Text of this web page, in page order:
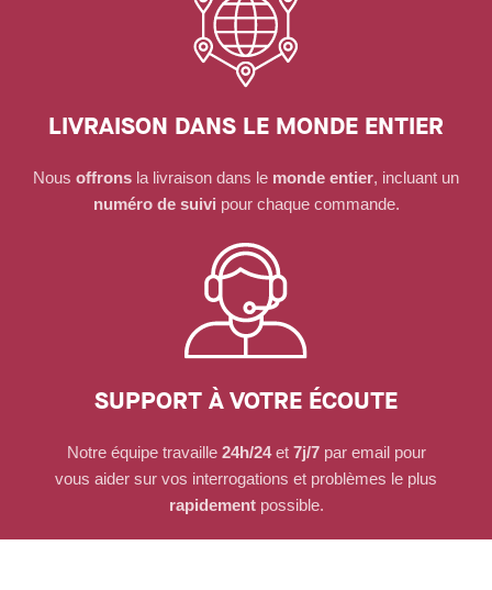
LIVRAISON DANS LE MONDE ENTIER
Nous offrons la livraison dans le monde entier, incluant un
numéro de suivi pour chaque commande.
SUPPORT À VOTRE ÉCOUTE
Notre équipe travaille 24h/24et 7j/7par email pour
vous aider sur vos interrogations et problèmes le plus
rapidementpossible.